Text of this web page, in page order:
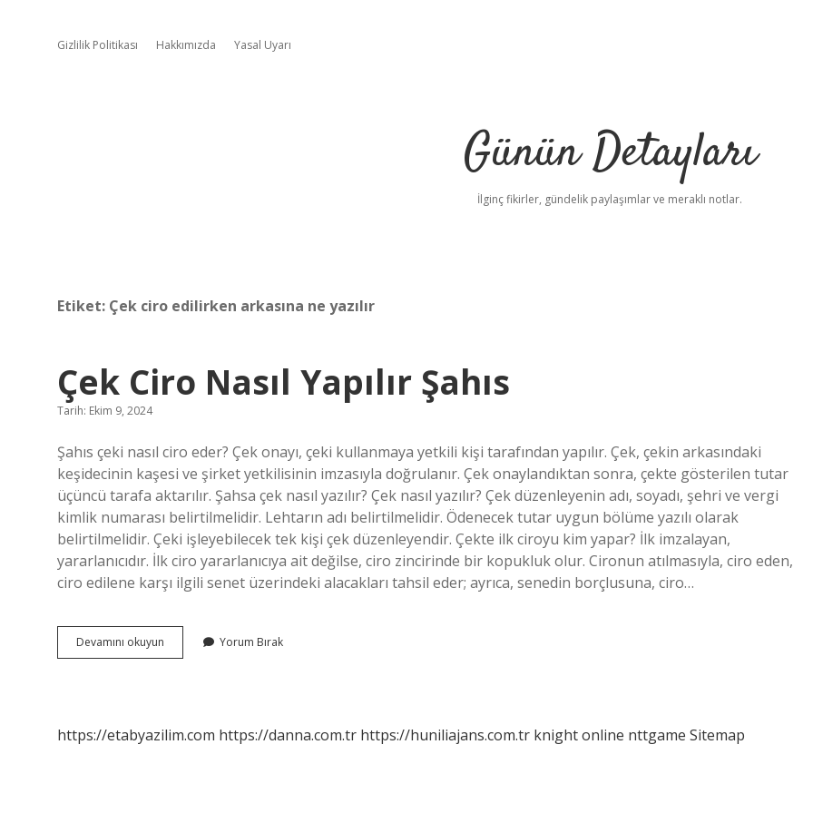
Gizlilik Politikası Hakkımızda Yasal Uyarı
Günün Detayları
İlginç fikirler, gündelik paylaşımlar ve meraklı notlar.
Etiket: Çek ciro edilirken arkasına ne yazılır
Çek Ciro Nasıl Yapılır Şahıs
Tarih: Ekim 9, 2024
Şahıs çeki nasıl ciro eder? Çek onayı, çeki kullanmaya yetkili kişi tarafından yapılır. Çek, çekin arkasındaki
keşidecinin kaşesi ve şirket yetkilisinin imzasıyla doğrulanır. Çek onaylandıktan sonra, çekte gösterilen tutar
üçüncü tarafa aktarılır. Şahsa çek nasıl yazılır? Çek nasıl yazılır? Çek düzenleyenin adı, soyadı, şehri ve vergi
kimlik numarası belirtilmelidir. Lehtarın adı belirtilmelidir. Ödenecek tutar uygun bölüme yazılı olarak
belirtilmelidir. Çeki işleyebilecek tek kişi çek düzenleyendir. Çekte ilk ciroyu kim yapar? İlk imzalayan,
yararlanıcıdır. İlk ciro yararlanıcıya ait değilse, ciro zincirinde bir kopukluk olur. Cironun atılmasıyla, ciro eden,
ciro edilene karşı ilgili senet üzerindeki alacakları tahsil eder; ayrıca, senedin borçlusuna, ciro…
Devamını okuyun
Ciro
Yorum Bırak
https://etabyazilim.com https://danna.com.tr https://huniliajans.com.tr knight online nttgame Sitemap